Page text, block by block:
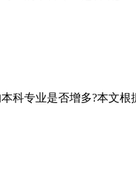
科专业是否增多?本文